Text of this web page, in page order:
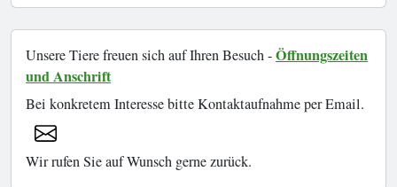
Unsere Tiere freuen sich auf Ihren Besuch -Öffnungszeiten
und Anschrift
Bei konkretem Interesse bitte Kontaktaufnahme per Email.
Wir rufen Sie auf Wunsch gerne zurück.